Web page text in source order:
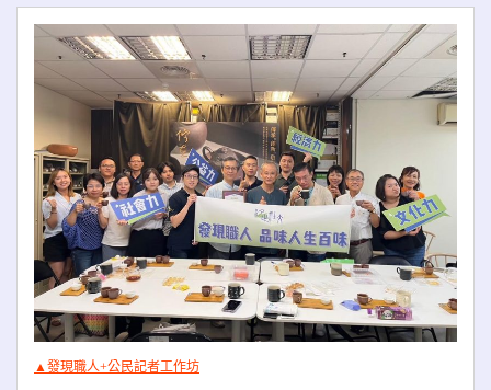
▲發現職人+公民記者工作坊